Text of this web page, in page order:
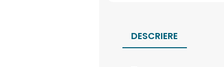
DESCRIERE